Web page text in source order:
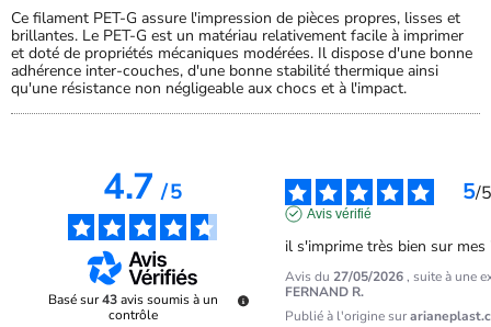
Ce filament PET-G assure l'impression de pièces propres, lisses et
brillantes. Le PET-G est un matériau relativement facile à imprimer
et doté de propriétés mécaniques modérées. Il dispose d'une bonne
adhérence inter-couches, d'une bonne stabilité thermique ainsi
qu'une résistance non négligeable aux chocs et à l'impact.
4.7/5
Basé sur43 avis soumis à un
contrôle
5/5
Avis vérifié
il s'imprime très bien sur mes
Avis du 27/05/2026 , suite à une
FERNAND R.
Publié à l'origine sur